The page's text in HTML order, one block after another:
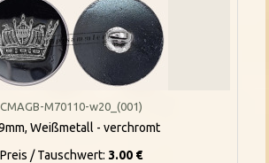
CMAGB-M70110-w20_(001)
Weißmetall - verchromt
Preis / Tauschwert: 3.00 €